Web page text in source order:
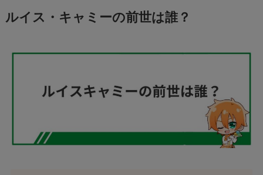
ルイス・キャミーの前世は誰？